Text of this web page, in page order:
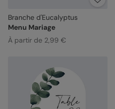
Branche d'Eucalyptus
Menu Mariage
À partir de 2,99 €